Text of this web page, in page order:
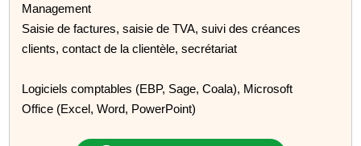
Management
Saisie de factures, saisie de TVA, suivi des créances
clients, contact de la clientèle, secrétariat
Logiciels comptables (EBP, Sage, Coala), Microsoft
Office (Excel, Word, PowerPoint)